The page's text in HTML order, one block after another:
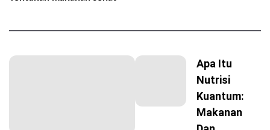
Apa Itu
Nutrisi
Kuantum:
Makanan